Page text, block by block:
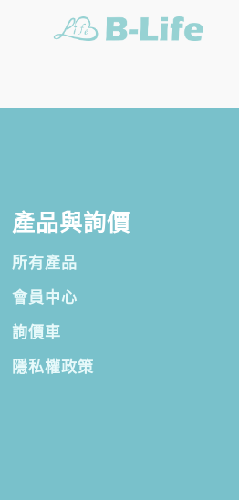
產品與詢價
所有產品
會員中心
詢價車
隱私權政策